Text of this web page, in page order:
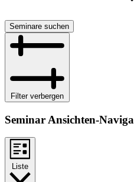
Seminare suchen
Filter verbergen
Seminar Ansichten-
Liste